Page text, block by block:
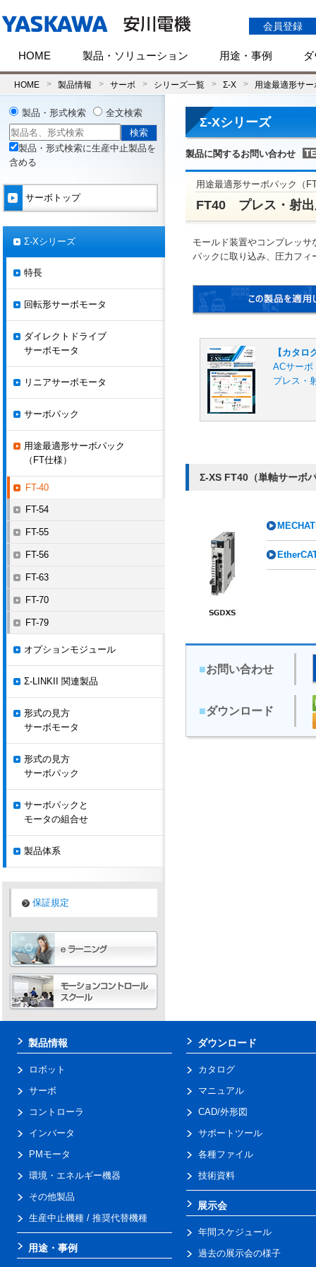
会員登録
HOME 製品・ソリューション 用途・事例
HOME 製品情報 サーボ シリーズ一覧 Σ-X 用途最適形サ
Σ-Xシリーズ
製品に関するお問い合わせ
用途最適形サーボパック（
FT40 プレス・射出
モールド装置やコンプレッ
パックに取り込み、圧力フ
【カタロ
ACサーボ
プレス・
Σ-XS FT40（単軸サーボ
■お問い合わせ
■ダウンロード
製品・形式検索 全文検索
製品・形式検索に生産中止製品を
含める
サーボトップ
Σ-Xシリーズ
特長
回転形サーボモータ
ダイレクトドライブ
サーボモータ
リニアサーボモータ
サーボパック
用途最適形サーボパック
（FT仕様）
FT-40
FT-54
FT-55
FT-56
FT-63
FT-70
FT-79
オプションモジュール
Σ-LINKII 関連製品
形式の見方
サーボモータ
形式の見方
サーボパック
サーボパックと
モータの組合せ
製品体系
保証規定
製品情報
ロボット
サーボ
コントローラ
インバータ
PMモータ
環境・エネルギー機器
その他製品
生産中止機種 / 推奨代替機種
用途・事例
ダウンロード
カタログ
マニュアル
CAD/外形図
サポートツール
各種ファイル
技術資料
展示会
年間スケジュール
過去の展示会の様子